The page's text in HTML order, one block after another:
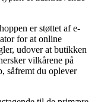
er støttet af e-
for at online
udover at butikken
vilkårene på
såfremt du oplever